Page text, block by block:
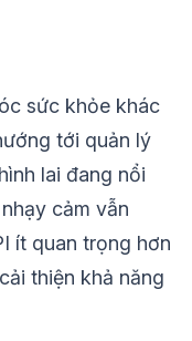
sức khỏe khác
tới quản lý
lai đang nổi
cảm vẫn
ít quan trọng hơn
thiện khả năng